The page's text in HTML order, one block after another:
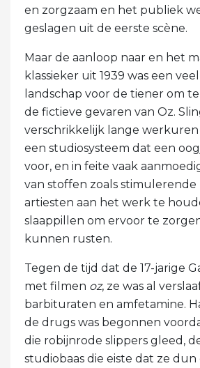
en zorgzaam en het publiek
geslagen uit de eerste scène.
Maar de aanloop naar en het
klassieker uit 1939 was een
landschap voor de tiener om
de fictieve gevaren van Oz.
verschrikkelijk lange werkuren
een studiosysteem dat een
voor, en in feite vaak
van stoffen zoals
artiesten aan het werk te
slaappillen om ervoor te
kunnen rusten.
Tegen de tijd dat de 17-jarige
met filmen oz, ze was al
barbituraten en amfetamine.
de drugs was begonnen
die robijnrode slippers gleed,
studiobaas die eiste dat ze